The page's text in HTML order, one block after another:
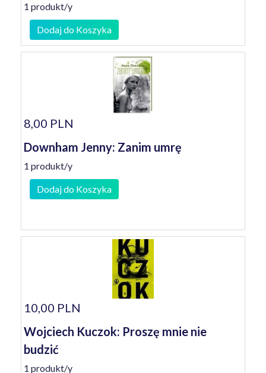
1 produkt/y
Dodaj do Koszyka
8,00 PLN
Downham Jenny: Zanim umrę
1 produkt/y
Dodaj do Koszyka
10,00 PLN
Wojciech Kuczok: Proszę mnie nie
budzić
1 produkt/y